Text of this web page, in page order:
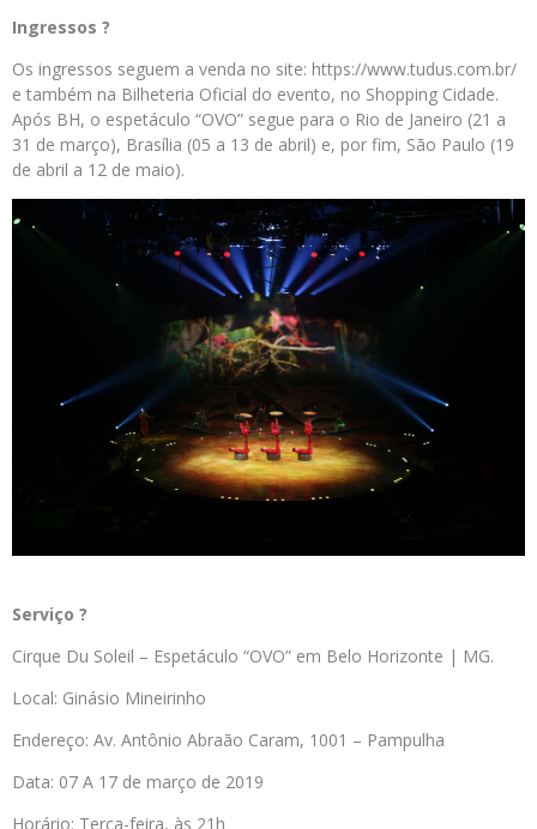
Ingressos ?
Os ingressos seguem a venda no site: https://www.tudus.com.br/
e também na Bilheteria Oficial do evento, no Shopping Cidade.
Após BH, o espetáculo “OVO” segue para o Rio de Janeiro (21 a
31 de março), Brasília (05 a 13 de abril) e, por fim, São Paulo (19
de abril a 12 de maio).
Serviço ?
Cirque Du Soleil – Espetáculo “OVO” em Belo Horizonte | MG.
Local: Ginásio Mineirinho
Endereço: Av. Antônio Abraão Caram, 1001 – Pampulha
Data: 07 A 17 de março de 2019
Horário: Terça-feira, às 21h